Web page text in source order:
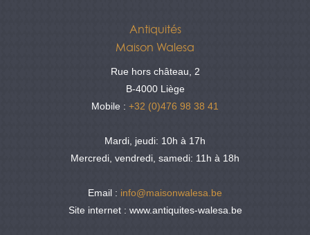
Antiquités
Maison Walesa
Rue hors château, 2
B-4000 Liège
Mobile : +32 (0)476 98 38 41
Mardi, jeudi: 10h à 17h
Mercredi, vendredi, samedi: 11h à 18h
Email : info@maisonwalesa.be
Site internet : www.antiquites-walesa.be